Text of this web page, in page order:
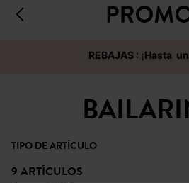
REBAJAS : ¡Hasta
TIPO DE ARTÍCULO
9 ARTÍCULOS